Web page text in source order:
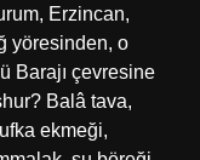
Erzincan,
yöresinden, o
Barajı çevresine
Balâ tava,
ekmeği,